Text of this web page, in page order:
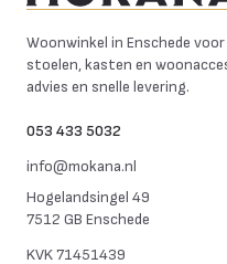
Woonwinkel in Enschede
stoelen, kasten en
advies en snelle levering.
053 433 5032
info@mokana.nl
Hogelandsingel 49
7512 GB Enschede
KVK71451439